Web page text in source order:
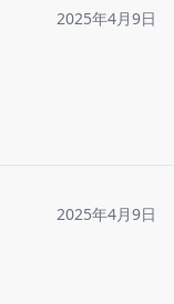
2025年4月9日
2025年4月9日